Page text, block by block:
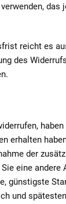
das
reicht es
des
erhalten
der
eine andere
günstigste
und